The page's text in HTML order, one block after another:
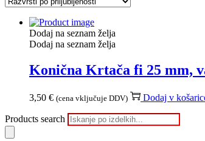
Dodaj na seznam želja
Dodaj na seznam želja
Konična Krtača fi 25 mm,
3,50 € (cena vključuje DDV) Dodaj v
Products search